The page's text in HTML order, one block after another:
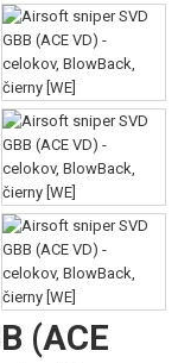
(ACE